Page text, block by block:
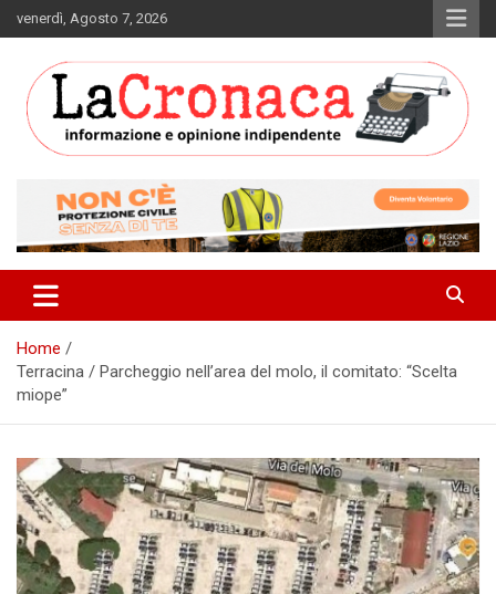
to
venerdì, Agosto 7, 2026
La Cronaca Quotidiano
Home
Terracina / Parcheggio nell’area del molo, il comitato: “Scelta
miope”